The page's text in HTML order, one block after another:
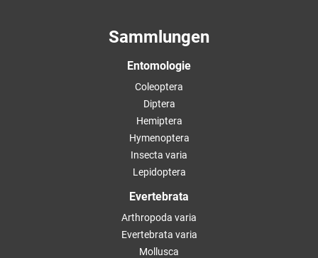
Sammlungen
Entomologie
Coleoptera
Diptera
Hemiptera
Hymenoptera
Insecta varia
Lepidoptera
Evertebrata
Arthropoda varia
Evertebrata varia
Mollusca